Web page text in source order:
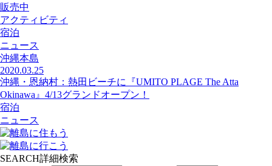
販売中
アクティビティ
宿泊
ニュース
沖縄本島
2020.03.25
沖縄・恩納村：熱田ビーチに『UMITO PLAGE The Atta
Okinawa』4/13グランドオープン！
宿泊
ニュース
SEARCH詳細検索